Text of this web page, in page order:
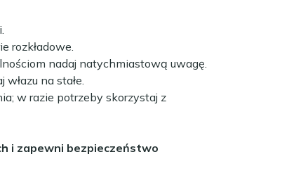
rozkładowe.
nadaj natychmiastową uwagę.
na stałe.
w razie potrzeby skorzystaj z
i zapewni bezpieczeństwo